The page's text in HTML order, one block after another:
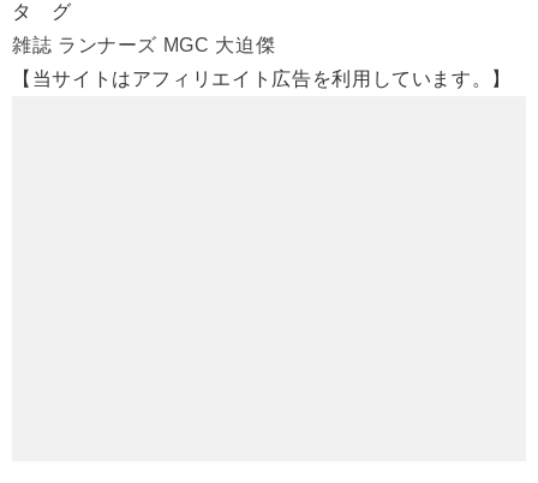
タ グ
雑誌 ランナーズ MGC 大迫傑
【当サイトはアフィリエイト広告を利用しています。】